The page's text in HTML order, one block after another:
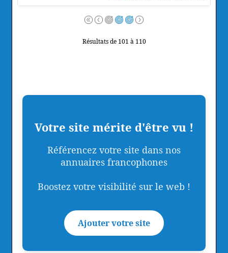
Résultats de 101 à 110
Votre site mérite d'être vu !
Référencez votre site dans nos
annuaires francophones
Boostez votre visibilité sur le web !
Ajouter votre site